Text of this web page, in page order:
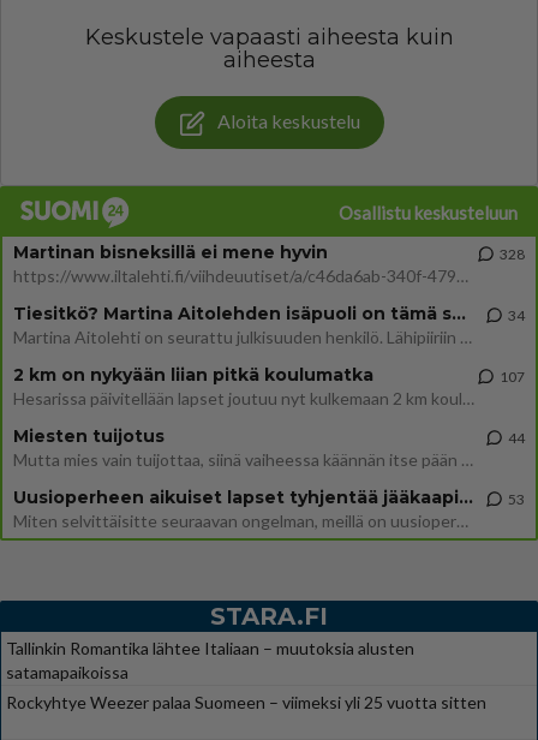
Keskustele vapaasti aiheesta kuin
aiheesta
Aloita keskustelu
Osallistu keskusteluun
Martinan bisneksillä ei mene hyvin
https://www.iltalehti.fi/viihdeuutiset/a/c46da6ab-340f-4790-aaa7-0865eed2336 Yrityksen konkurssihakemus on tullut kärä
328
Tiesitkö? Martina Aitolehden isäpuoli on tämä suosittu laulaja
Martina Aitolehti on seurattu julkisuuden henkilö. Lähipiiriin mahtuu muitakin tunnettuja henkilöitä. Tiesitkö, että Ma
34
2 km on nykyään liian pitkä koulumatka
Hesarissa päivitellään lapset joutuu nyt kulkemaan 2 km kouluun jösses. Ruostefillarilla tuo matka menee vaikka miten äk
107
Miesten tuijotus
Mutta mies vain tuijottaa, siinä vaiheessa käännän itse pään pois. Mikä juttu? Yleensä jos joku tuijottaa tai katsoo, hä
44
Uusioperheen aikuiset lapset tyhjentää jääkaapin käydessään
Miten selvittäisitte seuraavan ongelman, meillä on uusioperhe, minulla teini-ikäiset lapset ja puolisolla aikuiset, jotk
53
STARA.FI
Tallinkin Romantika lähtee Italiaan – muutoksia alusten
satamapaikoissa
Rockyhtye Weezer palaa Suomeen – viimeksi yli 25 vuotta sitten